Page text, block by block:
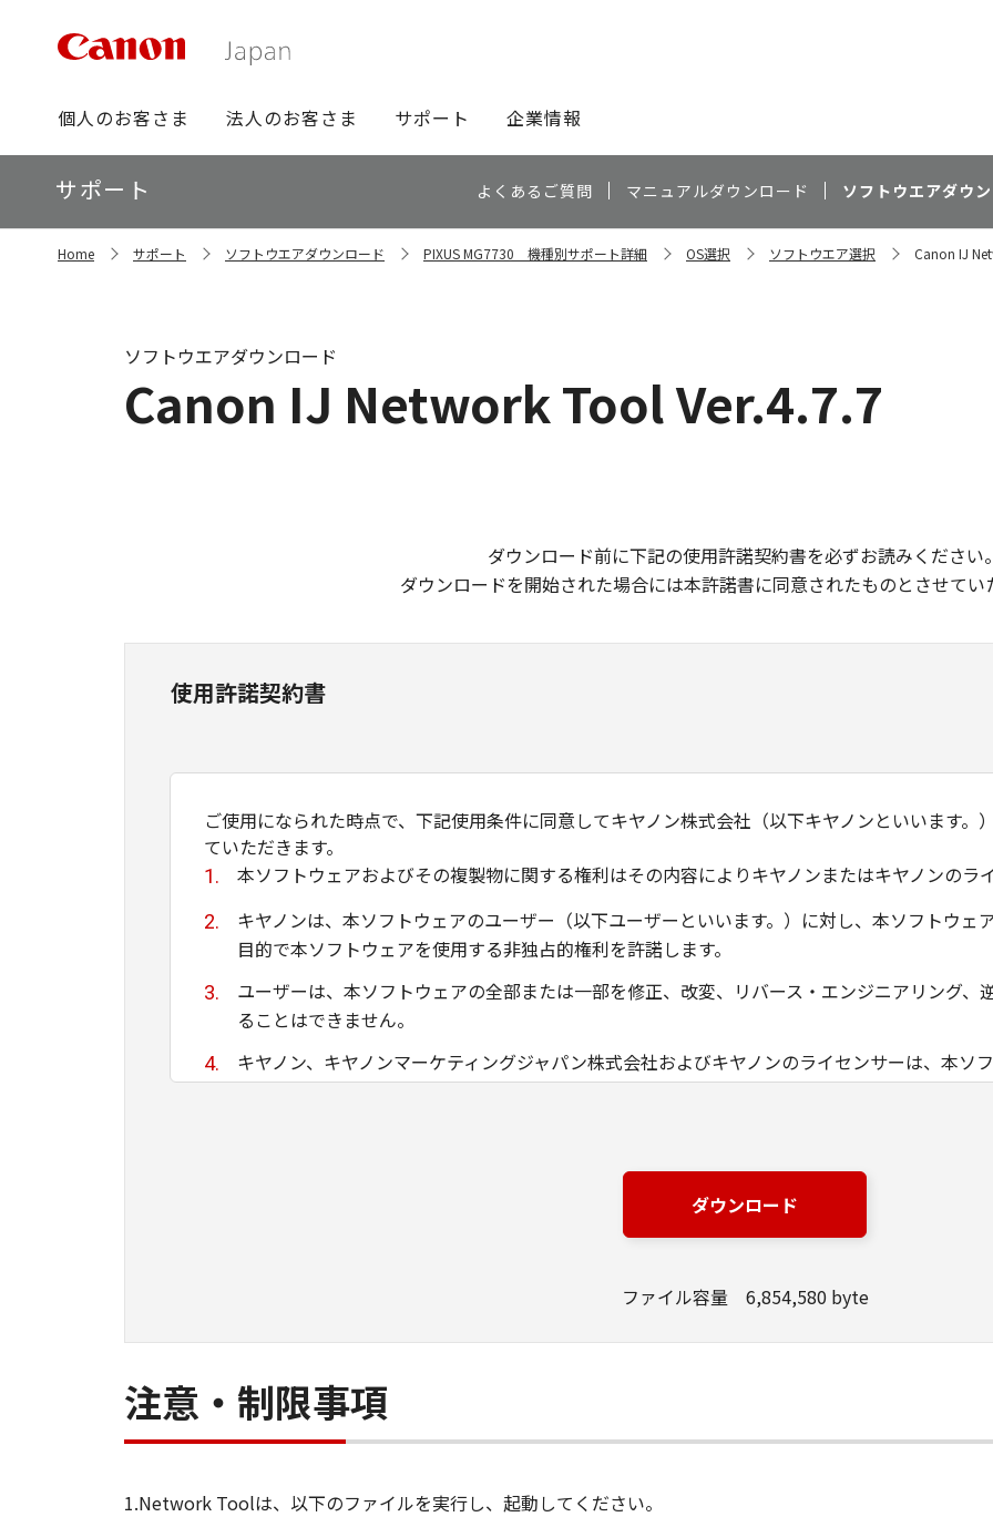
グ
ロ
ー
バ
ビ
個人のお客さま 法人のお客さま サポート 企業情報
ロ
ー
カ
ル
サポート よくあるご質問 マニュアルダウンロード ソフトウエアダウ
Home サポート ソフトウエアダウンロード PIXUS MG7730 機種別サポート詳細 OS選択 ソフトウエア選択 Canon IJ
Canon IJ Network Tool Ver.4.7.7
ソフトウエアダウンロード
ダウンロード前に下記の使用許諾契約書を必ずお読みください
ダウンロードを開始された場合には本許諾書に同意されたものとさせてい
使用許諾契約書
ご使用になられた時点で、下記使用条件に同意してキヤノン株式会社（以下キヤノンといいます。
ていただきます。
本ソフトウェアおよびその複製物に関する権利はその内容によりキヤノンまたはキヤノンのラ
キヤノンは、本ソフトウェアのユーザー（以下ユーザーといいます。）に対し、本ソフトウェ
目的で本ソフトウェアを使用する非独占的権利を許諾します。
ユーザーは、本ソフトウェアの全部または一部を修正、改変、リバース・エンジニアリング、
ることはできません。
キヤノン、キヤノンマーケティングジャパン株式会社およびキヤノンのライセンサーは、本ソ
ために適当であること、もしくは有用であること、または本ソフトウェアに瑕疵がないこと、
て生ずる直接的または間接的な損失、損害等について、いかなる場合においても一切の責任を
ユーザーは、日本国政府または該当国の政府より必要な許可等を得ることなしに、本ソフト
ダウンロード
ファイル容量 6,854,580 byte
注意・制限事項
1.Network Toolは、以下のファイルを実行し、起動してください。